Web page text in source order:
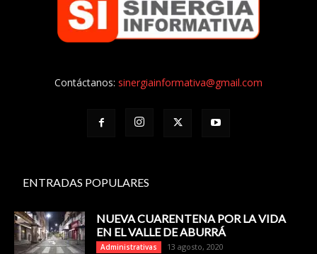
Contáctanos: sinergiainformativa@gmail.com
ENTRADAS POPULARES
NUEVA CUARENTENA POR LA VIDA
EN EL VALLE DE ABURRÁ
Administrativas 13 agosto, 2020